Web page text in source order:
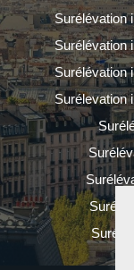
Surélévation
Surélévation
Surélévation
Surélevation